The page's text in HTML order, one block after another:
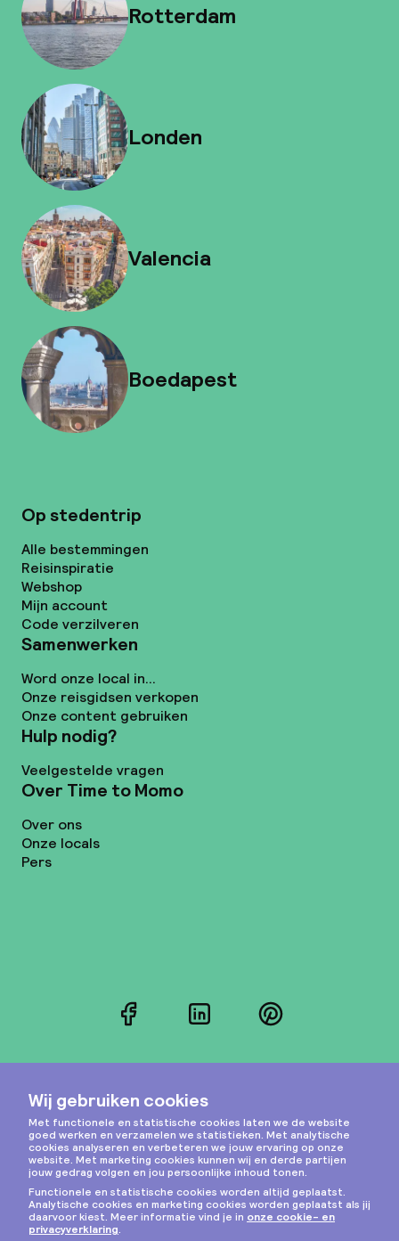
Rotterdam
Londen
Valencia
Boedapest
Op stedentrip
Alle bestemmingen
Reisinspiratie
Webshop
Mijn account
Code verzilveren
Samenwerken
Word onze local in...
Onze reisgidsen verkopen
Onze content gebruiken
Hulp nodig?
Veelgestelde vragen
Over Time to Momo
Over ons
Onze locals
Pers
FacebookLinkedInPinterest
Instagram